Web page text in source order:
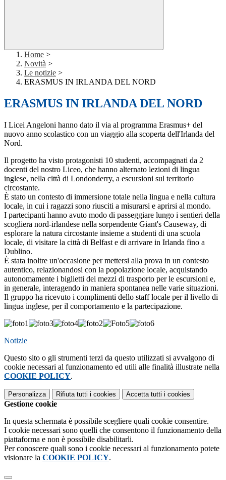
Home >
Novità >
Le notizie >
ERASMUS IN IRLANDA DEL NORD
ERASMUS IN IRLANDA DEL NORD
I Licei Angeloni hanno dato il via al programma Erasmus+ del
nuovo anno scolastico con un viaggio alla scoperta dell'Irlanda del
Nord.
Il progetto ha visto protagonisti 10 studenti, accompagnati da 2
docenti del nostro Liceo, che hanno alternato lezioni di lingua
inglese, nella città di Londonderry, a escursioni sul territorio
circostante.
È stato un contesto di immersione totale nella lingua e nella cultura
locale, in cui i ragazzi sono riusciti a misurarsi e aprirsi al mondo.
I partecipanti hanno avuto modo di passeggiare lungo i sentieri della
scogliera nord-irlandese nella sorpendente Giant's Causeway, di
esplorare la natura circostante insieme a studenti di una scuola
locale, di visitare la città di Belfast e di arrivare in Irlanda fino a
Dublino.
È stata inoltre un'occasione per mettersi alla prova in un contesto
autentico, relazionandosi con la popolazione locale, acquistando
autonomamente i biglietti dei mezzi di trasporto per le escursioni e,
in generale, interagendo in maniera spontanea nelle varie situazioni.
Il gruppo ha ricevuto i complimenti dello staff locale per il livello di
lingua inglese, per il comportamento e la partecipazione.
Notizie
Questo sito o gli strumenti terzi da questo utilizzati si avvalgono di
cookie necessari al funzionamento ed utili alle finalità illustrate nella
COOKIE POLICY.
Personalizza Rifiuta tutti i cookies Accetta tutti i cookies
Gestione cookie
In questa schermata è possibile scegliere quali cookie consentire.
I cookie necessari sono quelli che consentono il funzionamento della
piattaforma e non è possibile disabilitarli.
Per conoscere quali sono i cookie necessari al funzionamento potete
visionare la COOKIE POLICY.